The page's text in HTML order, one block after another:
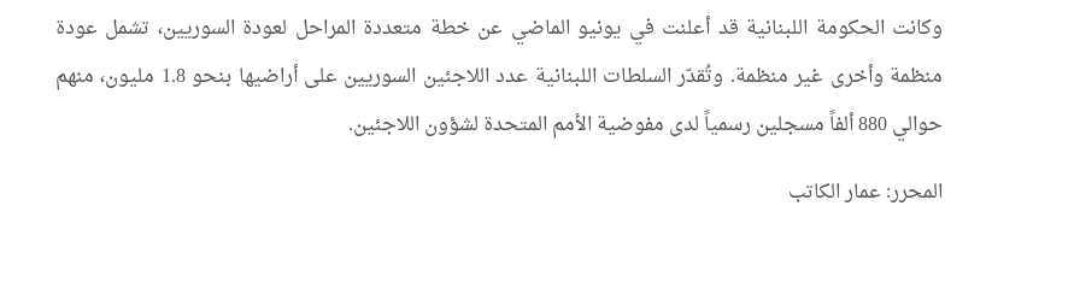
وكانت الحكومة اللبنانية قد أعلنت في يونيو الماضي عن خطة متعددة المراحل لعودة السوريين، تشمل عودة
منظمة وأخرى غير منظمة. وتُقدّر السلطات اللبنانية عدد اللاجئين السوريين على أراضيها بنحو 1.8 مليون، منهم
حوالي 880 ألفاً مسجلين رسمياً لدى مفوضية الأمم المتحدة لشؤون اللاجئين.
المحرر: عمار الكاتب